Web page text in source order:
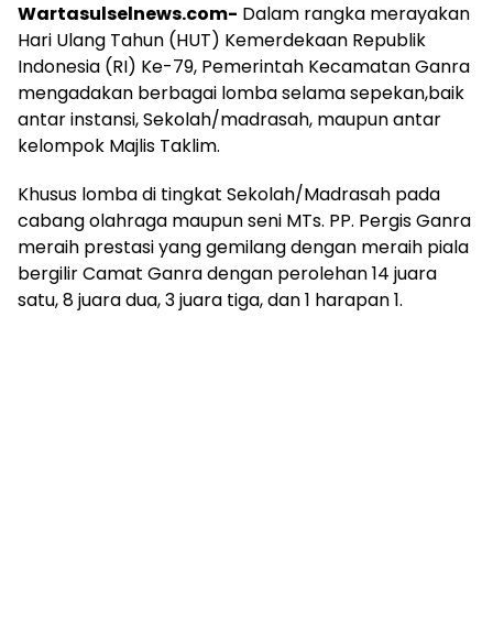
Wartasulselnews.com- Dalam rangka merayakan
Hari Ulang Tahun (HUT) Kemerdekaan Republik
Indonesia (RI) Ke-79, Pemerintah Kecamatan Ganra
mengadakan berbagai lomba selama sepekan,baik
antar instansi, Sekolah/madrasah, maupun antar
kelompok Majlis Taklim.
Khusus lomba di tingkat Sekolah/Madrasah pada
cabang olahraga maupun seni MTs. PP. Pergis Ganra
meraih prestasi yang gemilang dengan meraih piala
bergilir Camat Ganra dengan perolehan 14 juara
satu, 8 juara dua, 3 juara tiga, dan 1 harapan 1.